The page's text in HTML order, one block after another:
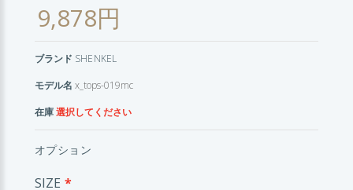
9,878円
ブランド SHENKEL
モデル名 x_tops-019mc
在庫選択してください
オプション
SIZE